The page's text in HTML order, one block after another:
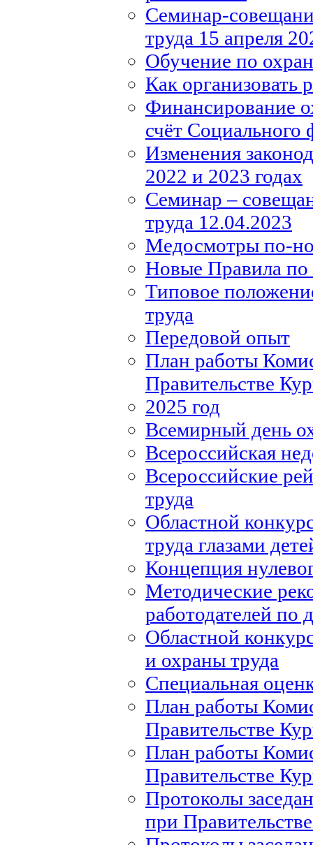
Семинар-
труда 15 апреля
Обучение по
Как организовать
Финансирование
счёт Социального
Изменения
2022 и 2023 годах
Семинар –
труда 12.04.2023
Медосмотры по-
Новые Правила по
Типовое
труда
Передовой опыт
План работы
Правительстве
2025 год
Всемирный день
Всероссийская
Всероссийские
труда
Областной
труда глазами
Концепция
Методические
работодателей по
Областной
и охраны труда
Специальная
План работы
Правительстве
План работы
Правительстве
Протоколы
при